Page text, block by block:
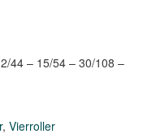
44 – 15/54 – 30/108 –
, Vierroller